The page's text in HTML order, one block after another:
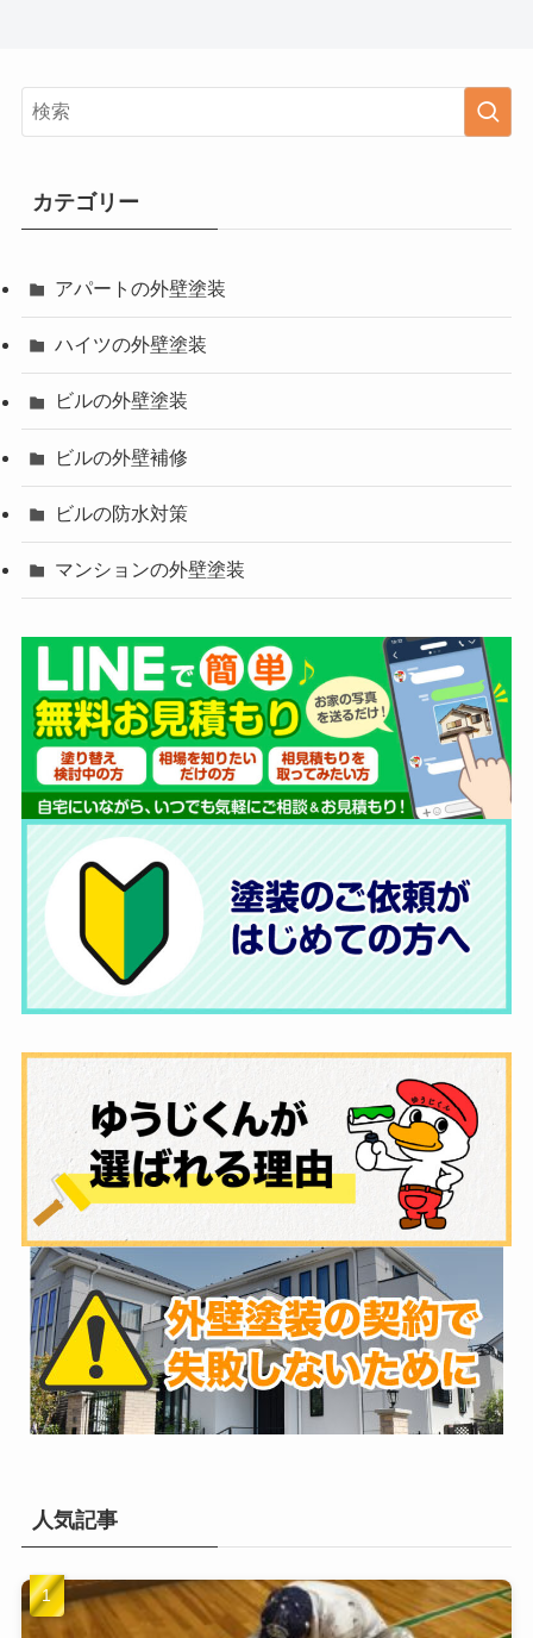
カテゴリー
アパートの外壁塗装
ハイツの外壁塗装
ビルの外壁塗装
ビルの外壁補修
ビルの防水対策
マンションの外壁塗装
人気記事